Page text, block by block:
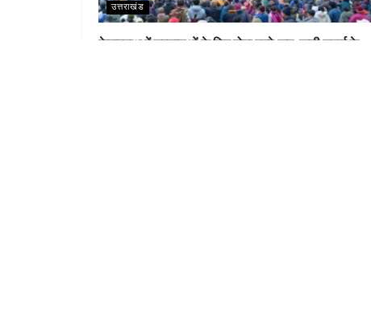
उत्तराखंड
केदारनाथ में श्रद्धालुओं के लिए होगा वनवे रूट, खड़ी चढ़ाई के